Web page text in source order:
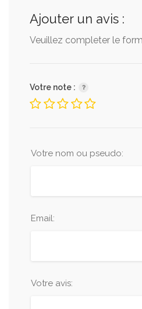
Ajouter un avis :
Veuillez completer le
Votre note :
Votre nom ou pseudo:
Email:
Votre avis: